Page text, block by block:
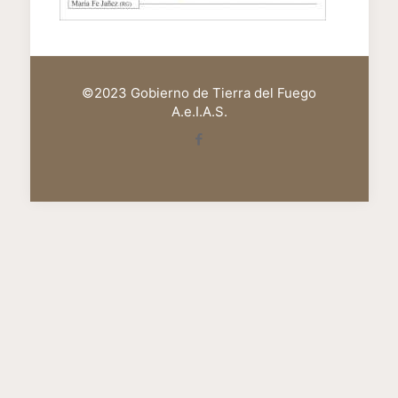
©2023 Gobierno de Tierra del Fuego
A.e.I.A.S.